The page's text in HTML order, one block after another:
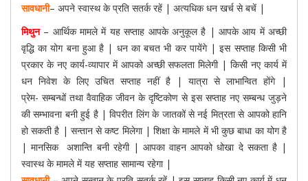
सावधानी– अपने स्वास्थ के प्रति सतर्क रहें | अत्यधिक धन खर्च से बचें |
मिथुन – आर्थिक मामले में यह सप्ताह आपके अनुकूल है | आपके आय में अच्छी
वृद्धि का योग बना हुआ है | धन का बचत भी कर पायेंगे | इस सप्ताह किसी भी
प्रकार के नए कार्य-व्यापार में आपको अच्छी सफलता मिलेगी | किसी नए कार्य में
धन निवेश के लिए उचित सप्ताह नहीं है | यात्रा से लाभान्वित होंगे |
प्रेम- सम्बन्धों तथा वैवाहिक जीवन के दृष्टिकोण से इस सप्ताह नए सम्बन्ध जुड़ने
की सम्भावना बनी हुई है | विपरीत लिंग के जातकों से नई मित्रता से आपको हानि
हो सकती है | सन्तान से कष्ट मिलेगा | शिक्षा के मामले में भी कुछ बाधा का योग है
| मानसिक अशान्ति बनी रहेगी | आपका वाहन आपको धोखा दे सकता है |
स्वास्थ के मामले में यह सप्ताह सामान्य रहेगा |